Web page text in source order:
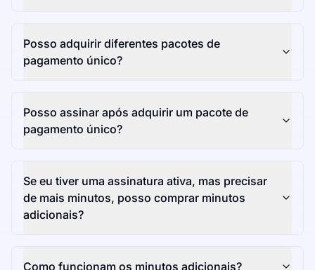
Posso adquirir diferentes pacotes de
pagamento único?
Posso assinar após adquirir um pacote de
pagamento único?
Se eu tiver uma assinatura ativa, mas precisar
de mais minutos, posso comprar minutos
adicionais?
Como funcionam os minutos adicionais?